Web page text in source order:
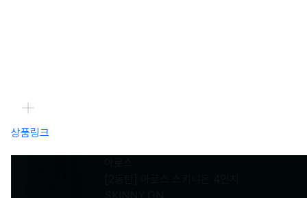
상품링크